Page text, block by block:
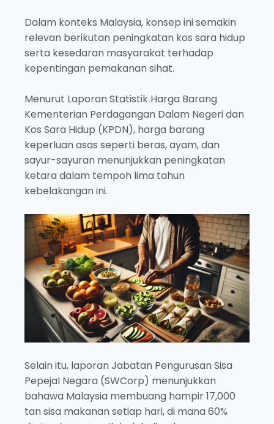
Dalam konteks Malaysia, konsep ini semakin
relevan berikutan peningkatan kos sara hidup
serta kesedaran masyarakat terhadap
kepentingan pemakanan sihat.
Menurut Laporan Statistik Harga Barang
Kementerian Perdagangan Dalam Negeri dan
Kos Sara Hidup (KPDN), harga barang
keperluan asas seperti beras, ayam, dan
sayur-sayuran menunjukkan peningkatan
ketara dalam tempoh lima tahun
kebelakangan ini.
Selain itu, laporan Jabatan Pengurusan Sisa
Pepejal Negara (SWCorp) menunjukkan
bahawa Malaysia membuang hampir 17,000
tan sisa makanan setiap hari, di mana 60%